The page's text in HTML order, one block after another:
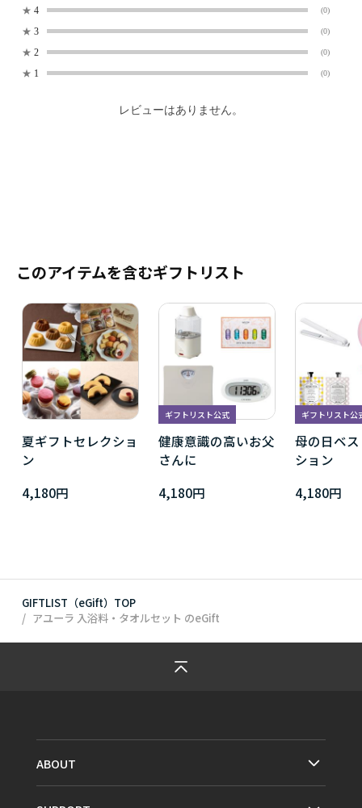
★ 4 (0)
★ 3 (0)
★ 2 (0)
★ 1 (0)
レビューはありません。
このアイテムを含むギフトリスト
夏ギフトセレクショ
ン
4,180円
ギフトリスト公式
健康意識の高いお父
さんに
4,180円
ギフトリスト公
母の日ベ
ション
4,180円
GIFTLIST（eGift）TOP
アユーラ 入浴料・タオルセット のeGift
ABOUT